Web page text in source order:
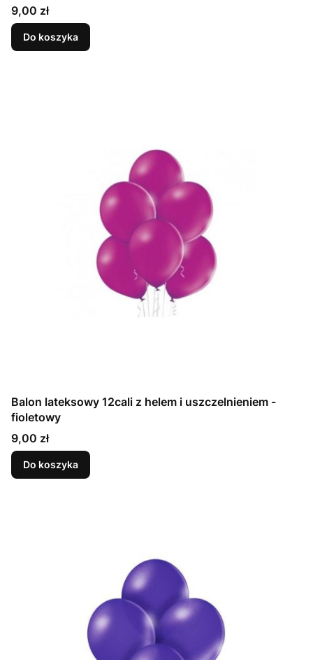
Cena
9,00 zł
Do koszyka
Balon lateksowy 12cali z helem i uszczelnieniem -
fioletowy
Cena
9,00 zł
Do koszyka